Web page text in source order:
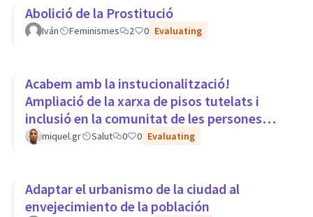
Abolició de la Prostitució
Iván Feminismes 2 0 Evaluating
Acabem amb la instucionalització!
Ampliació de la xarxa de pisos tutelats i
inclusió en la comunitat de les persones
amb trastorns mentals.
miquel.gr Salut 0 0 Evaluating
Adaptar el urbanismo de la ciudad al
envejecimiento de la población